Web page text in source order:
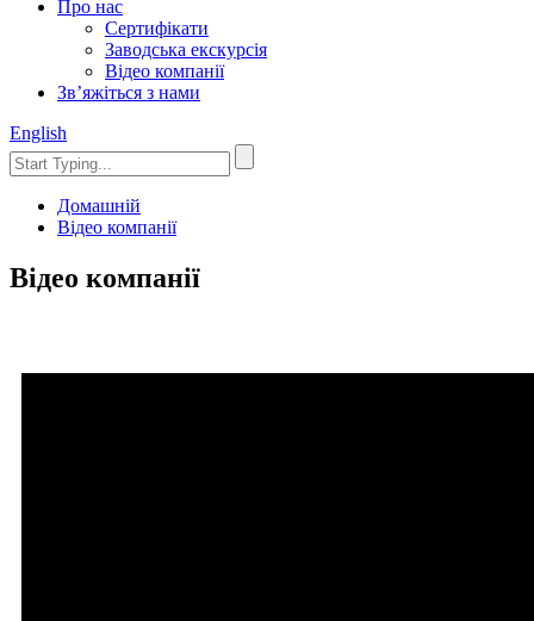
Про нас
Сертифікати
Заводська екскурсія
Відео компанії
Зв’яжіться з нами
English
Домашній
Відео компанії
Відео компанії